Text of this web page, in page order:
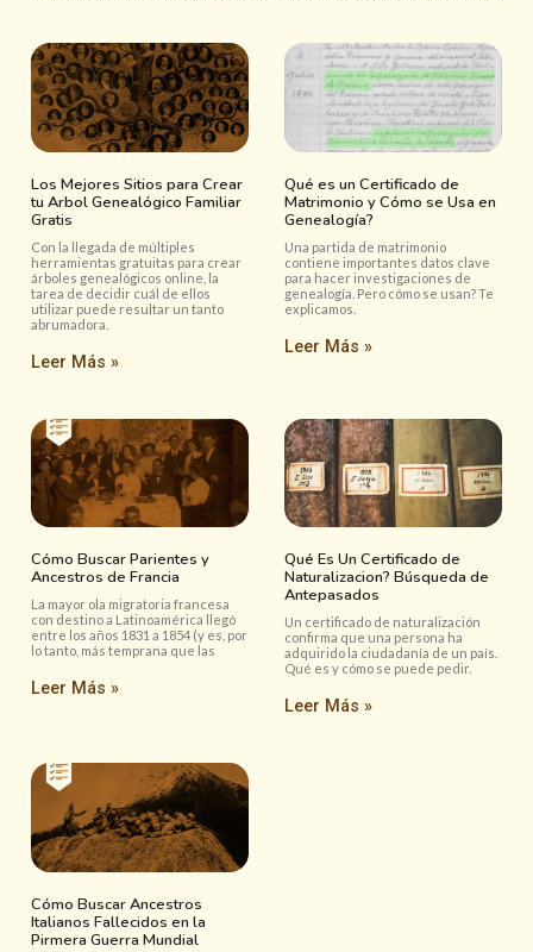
Los Mejores Sitios para Crear
tu Arbol Genealógico Familiar
Gratis
Con la llegada de múltiples
herramientas gratuitas para crear
árboles genealógicos online, la
tarea de decidir cuál de ellos
utilizar puede resultar un tanto
abrumadora.
Leer Más »
Qué es un Certificado de
Matrimonio y Cómo se Usa en
Genealogía?
Una partida de matrimonio
contiene importantes datos clave
para hacer investigaciones de
genealogía. Pero cómo se usan? Te
explicamos.
Leer Más »
Cómo Buscar Parientes y
Ancestros de Francia
La mayor ola migratoria francesa
con destino a Latinoamérica llegó
entre los años 1831 a 1854 (y es, por
lo tanto, más temprana que las
Leer Más »
Qué Es Un Certificado de
Naturalizacion? Búsqueda de
Antepasados
Un certificado de naturalización
confirma que una persona ha
adquirido la ciudadanía de un país.
Qué es y cómo se puede pedir.
Leer Más »
Cómo Buscar Ancestros
Italianos Fallecidos en la
Pirmera Guerra Mundial